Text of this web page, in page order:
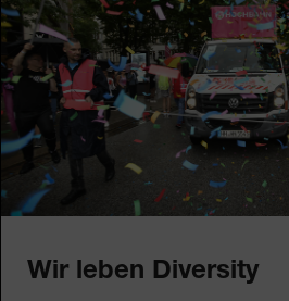
Wir leben Diversity